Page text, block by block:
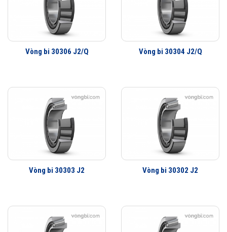
Vòng bi côn một dãy SKF
Vòng bi cônmột dãy được sử dụng để mang tải trọng xuyên tâm và
tải trọng trục. Vòng bi côn hình nón góc lớn (22 ° ~ 31 °) mang tải
trọng dọc trục và hướng tâm chủ yếu chịu tải trọng dọc trục, và thường
(hoặc vỏ), do đó nó được sử dụng làm vòng bi định vị trục đơn hướng.
Chúng là các vòng bi tách rời, và do đó các vòng bên trong và bên
ngoài có thể được lắp đặt riêng và các vòng ngoài có thể thay thế cho
nhau. Nó là thuận tiện để cài đặt và tháo rời.
Trong quá trình cài đặt và sử dụng, độ hở xuyên tâm và hướng trục có
thể được điều chỉnh tùy ý, và độ cứng của ổ trục có thể được tăng lên
bằng cách cài đặt sẵn.
sẽ cao hơn, nếu độ hở quá lớn, độ rung sẽ tăng và sẽ khó đảm bảo độ
chính xác khi quay. Do đó, trong quá trình lắp đặt và sử dụng, chúng
Vòng bi 30306 J2/Q Vòng bi 30304 J2/Q
Vòng bi 30303 J2 Vòng bi 30302 J2